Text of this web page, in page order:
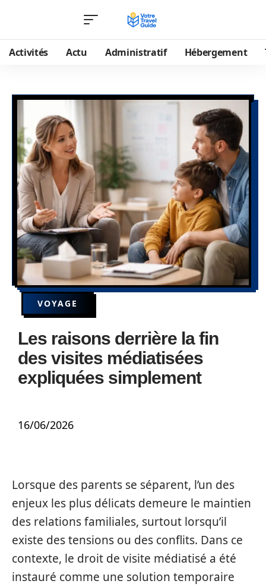
Activités Actu Administratif Hébergement
VOYAGE
Les raisons derrière la fin
des visites médiatisées
expliquées simplement
16/06/2026
Lorsque des parents se séparent, l’un des
enjeux les plus délicats demeure le maintien
des relations familiales, surtout lorsqu’il
existe des tensions ou des conflits. Dans ce
contexte, le droit de visite médiatisé a été
instauré comme une solution temporaire